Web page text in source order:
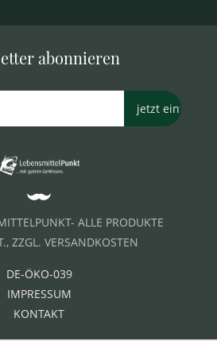
abonnieren
ALLE PRODUKTE
ZZGL. VERSANDKOSTEN
DE-ÖKO-039
IMPRESSUM
KONTAKT